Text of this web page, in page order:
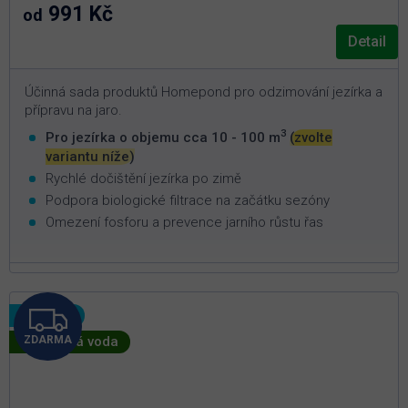
od 991 Kč
Detail
Účinná sada produktů Homepond pro odzimování jezírka a
přípravu na jaro.
Pro jezírka o objemu cca 10 - 100 m3 (zvolte
variantu níže)
Rychlé dočištění jezírka po zimě
Podpora biologické filtrace na začátku sezóny
Omezení fosforu a prevence jarního růstu řas
Novinka
🦠 Zelená voda
Z
D
ZDARMA